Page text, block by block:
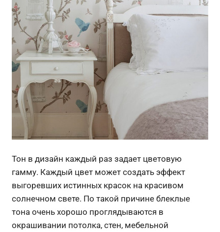
Тон в дизайн каждый раз задает цветовую
гамму. Каждый цвет может создать эффект
выгоревших истинных красок на красивом
солнечном свете. По такой причине блеклые
тона очень хорошо проглядываются в
окрашивании потолка, стен, мебельной